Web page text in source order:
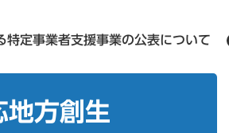
定事業者支援事業の公表について
地方創生